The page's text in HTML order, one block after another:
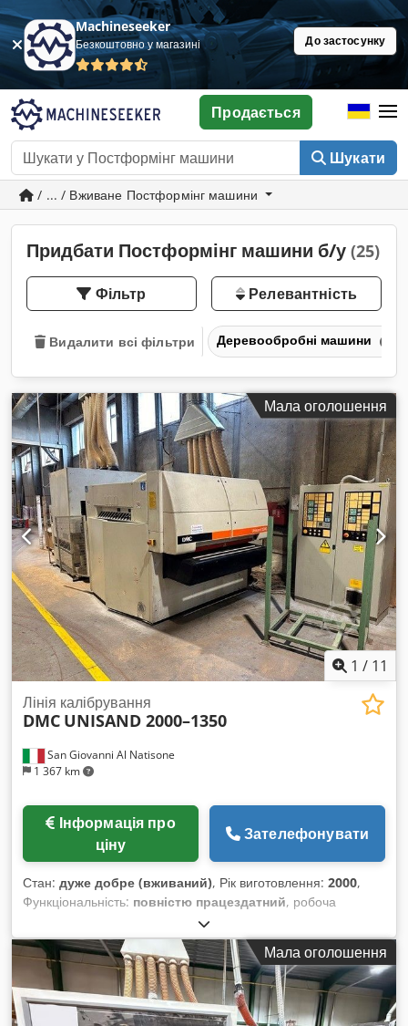
Machineseeker
Безкоштовно у магазині До застосунку
Шукати
Продається
/ ... / Вживане Постформінг машини
Придбати Постформінг машини б/у (25)
Фільтр Релевантність
Видалити всі фільтри Деревообробні машини
Мала оголошення
1 / 11
San Giovanni Al Natisone
1 367 km
Лінія калібрування
DMC UNISAND 2000–1350
ціну
Зателефонувати
Стан: дуже добре (вживаний), Рік виготовлення: 2000,
Функціональність: повністю працездатний, робоча
, ЛІНІЯ ВЕРХНЬОГО / НИЖНЬОГО
КАЛІБРУВАННЯ DMC МОД. UNISAND 2000–1350 –
ВІДПОВІДАЄ ВИМОГАМ CE Нижня машина: - Відсмоктувач
для підйому транспортерної стрічки - 2 нижні стрічки -
Сталевий вал - Гумовий вал - Щітка - Пристрої ввімкнення/
вимкнення - Повітродувки Cedpfx Aoywgqkjcaeha -
Мала оголошення